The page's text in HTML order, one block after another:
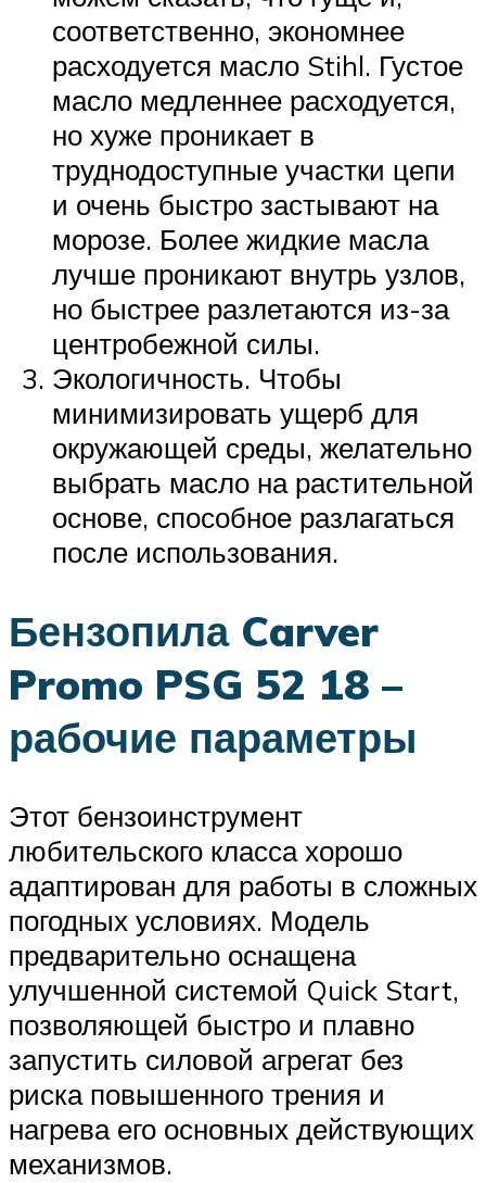
соответственно, экономнее
расходуется масло Stihl. Густое
масло медленнее расходуется,
но хуже проникает в
труднодоступные участки цепи
и очень быстро застывают на
морозе. Более жидкие масла
лучше проникают внутрь узлов,
но быстрее разлетаются из-за
центробежной силы.
Экологичность. Чтобы
минимизировать ущерб для
окружающей среды, желательно
выбрать масло на растительной
основе, способное разлагаться
после использования.
Бензопила Carver
Promo PSG 52 18 –
рабочие параметры
Этот бензоинструмент
любительского класса хорошо
адаптирован для работы в сложных
погодных условиях. Модель
предварительно оснащена
улучшенной системой Quick Start,
позволяющей быстро и плавно
запустить силовой агрегат без
риска повышенного трения и
нагрева его основных действующих
механизмов.